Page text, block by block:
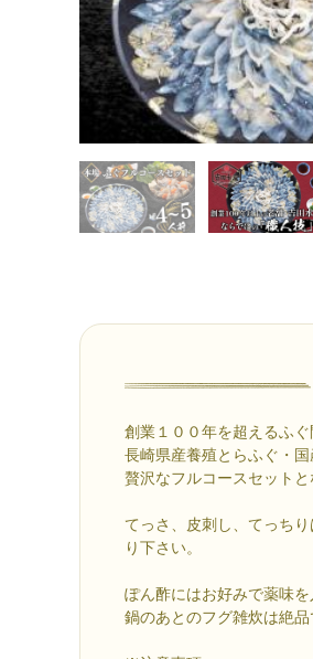
創業１００年を超えるふ
長崎県産養殖とらふぐ・
贅沢なフルコースセットと
てっさ、皮刺し、てっち
り下さい。
ぽん酢にはお好みで薬味を
鍋のあとのフグ雑炊は絶品